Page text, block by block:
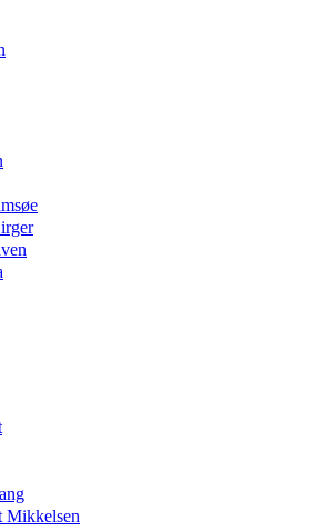
Mikkelsen